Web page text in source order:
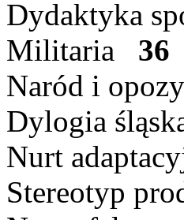
Dydaktyka
Militaria 36
Naród i
Dylogia
Nurt
Stereotyp